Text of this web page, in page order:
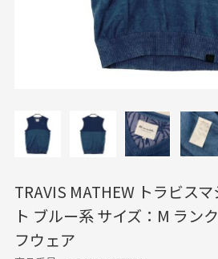
TRAVIS MATHEW トラビス
ト ブルー系 サイズ：M ラン
フウェア